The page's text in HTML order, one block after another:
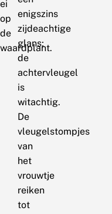
ei
op
de
waardplant.
enigszins
zijdeachtige
glans;
de
achtervleugel
is
witachtig.
De
vleugelstompjes
van
het
vrouwtje
reiken
tot